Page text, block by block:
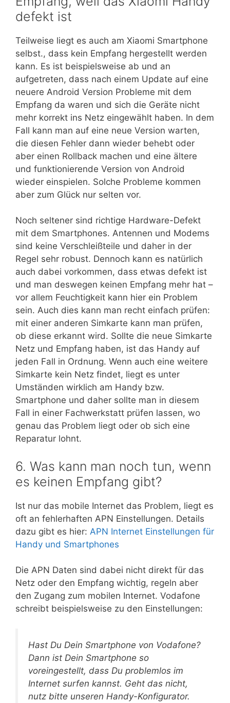
defekt ist
Teilweise liegt es auch am Xiaomi Smartphone
selbst., dass kein Empfang hergestellt werden
kann. Es ist beispielsweise ab und an
aufgetreten, dass nach einem Update auf eine
neuere Android Version Probleme mit dem
Empfang da waren und sich die Geräte nicht
mehr korrekt ins Netz eingewählt haben. In dem
Fall kann man auf eine neue Version warten,
die diesen Fehler dann wieder behebt oder
aber einen Rollback machen und eine ältere
und funktionierende Version von Android
wieder einspielen. Solche Probleme kommen
aber zum Glück nur selten vor.
Noch seltener sind richtige Hardware-Defekt
mit dem Smartphones. Antennen und Modems
sind keine Verschleißteile und daher in der
Regel sehr robust. Dennoch kann es natürlich
auch dabei vorkommen, dass etwas defekt ist
und man deswegen keinen Empfang mehr hat –
vor allem Feuchtigkeit kann hier ein Problem
sein. Auch dies kann man recht einfach prüfen:
mit einer anderen Simkarte kann man prüfen,
ob diese erkannt wird. Sollte die neue Simkarte
Netz und Empfang haben, ist das Handy auf
jeden Fall in Ordnung. Wenn auch eine weitere
Simkarte kein Netz findet, liegt es unter
Umständen wirklich am Handy bzw.
Smartphone und daher sollte man in diesem
Fall in einer Fachwerkstatt prüfen lassen, wo
genau das Problem liegt oder ob sich eine
Reparatur lohnt.
6. Was kann man noch tun, wenn
es keinen Empfang gibt?
Ist nur das mobile Internet das Problem, liegt es
oft an fehlerhaften APN Einstellungen. Details
dazu gibt es hier: APN Internet Einstellungen für
Handy und Smartphones
Die APN Daten sind dabei nicht direkt für das
Netz oder den Empfang wichtig, regeln aber
den Zugang zum mobilen Internet. Vodafone
schreibt beispielsweise zu den Einstellungen:
Hast Du Dein Smartphone von Vodafone?
Dann ist Dein Smartphone so
voreingestellt, dass Du problemlos im
Internet surfen kannst. Geht das nicht,
nutz bitte unseren Handy-Konfigurator.